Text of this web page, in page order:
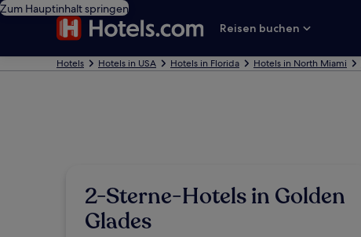
Zum Hauptinhalt springen
Reisen buchen
Hotels Hotels in USA Hotels in Florida Hotels in North Miami
2-Sterne-Hotels in Golden
Glades